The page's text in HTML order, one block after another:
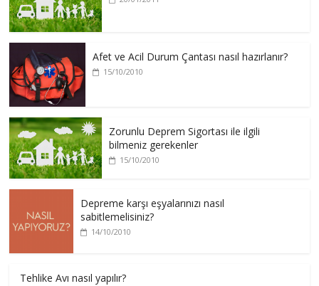
Afet ve Acil Durum Çantası nasıl hazırlanır?
15/10/2010
Zorunlu Deprem Sigortası ile ilgili
bilmeniz gerekenler
15/10/2010
Depreme karşı eşyalarınızı nasıl
sabitlemelisiniz?
14/10/2010
Tehlike Avı nasıl yapılır?